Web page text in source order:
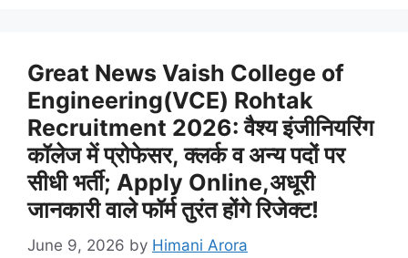
Great News Vaish College of
Engineering(VCE) Rohtak
Recruitment 2026: वैश्य इंजीनियरिंग
कॉलेज में प्रोफेसर, क्लर्क व अन्य पदों पर
सीधी भर्ती; Apply Online,अधूरी
जानकारी वाले फॉर्म तुरंत होंगे रिजेक्ट!
June 9, 2026 by Himani Arora